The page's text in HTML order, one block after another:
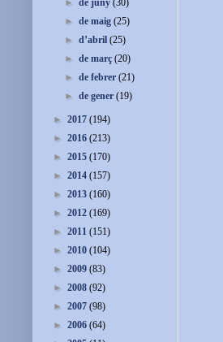
►de juny(30)
►de maig(25)
►d’abril(25)
►de març(20)
►de febrer(21)
►de gener(19)
► 2017 (194)
► 2016 (213)
► 2015 (170)
► 2014 (157)
► 2013 (160)
► 2012 (169)
► 2011 (151)
► 2010 (104)
► 2009 (83)
► 2008 (92)
► 2007 (98)
► 2006 (64)